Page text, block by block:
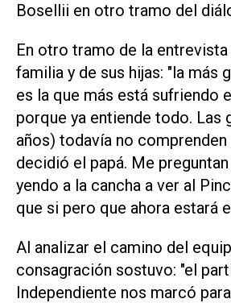
Bosellii en otro tramo del
En otro tramo de la
familia y de sus hijas: "la más
es la que más está sufriendo
porque ya entiende todo. Las
años) todavía no
decidió el papá. Me
yendo a la cancha a ver al
que si pero que ahora estará
Al analizar el camino del
consagración sostuvo: "el
Independiente nos marcó